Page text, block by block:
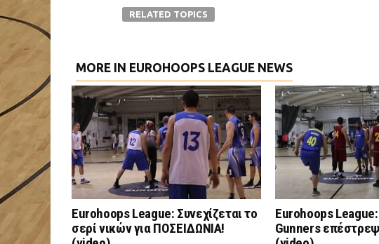
RELATED TOPICS
MORE IN EUROHOOPS LEAGUE NEWS
Eurohoops League: Συνεχίζεται το
σερί νικών για ΠΟΣΕΙΔΩΝΙΑ!
Eurohoops
Gunners